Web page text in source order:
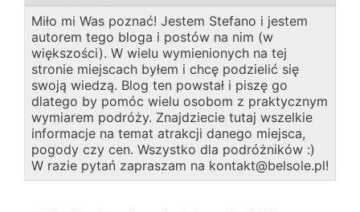
Miło mi Was poznać! Jestem Stefano i jestem
autorem tego bloga i postów na nim (w
większości). W wielu wymienionych na tej
stronie miejscach byłem i chcę podzielić się
swoją wiedzą. Blog ten powstał i piszę go
dlatego by pomóc wielu osobom z praktycznym
wymiarem podróży. Znajdziecie tutaj wszelkie
informacje na temat atrakcji danego miejsca,
pogody czy cen. Wszystko dla podróżników :)
W razie pytań zapraszam na kontakt@belsole.pl!